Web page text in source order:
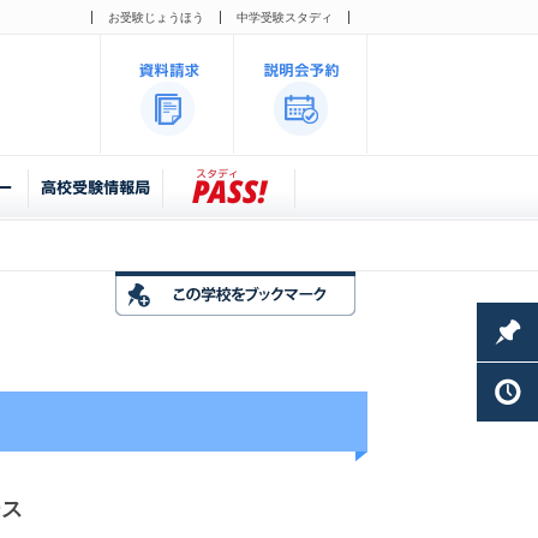
お受験じょうほう 中学受験スタディ